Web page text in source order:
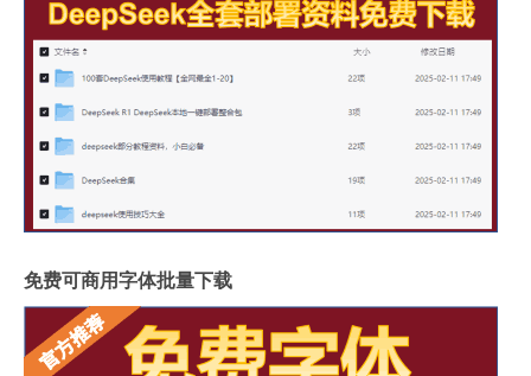
免费可商用字体批量下载